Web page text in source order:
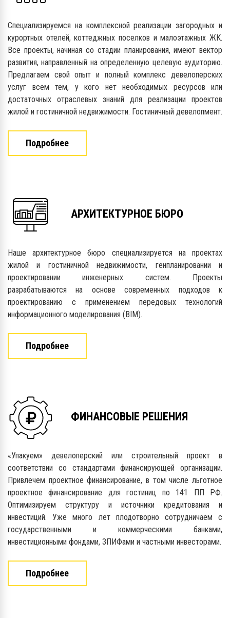
Специализируемся на комплексной реализации загородных и
курортных отелей, коттеджных поселков и малоэтажных ЖК.
Все проекты, начиная со стадии планирования, имеют вектор
развития, направленный на определенную целевую аудиторию.
Предлагаем свой опыт и полный комплекс девелоперских
услуг всем тем, у кого нет необходимых ресурсов или
достаточных отраслевых знаний для реализации проектов
жилой и гостиничной недвижимости. Гостиничный девелопмент.
Подробнее
АРХИТЕКТУРНОЕ БЮРО
Наше архитектурное бюро специализируется на проектах
жилой и гостиничной недвижимости, генпланировании и
проектировании инженерных систем. Проекты
разрабатываются на основе современных подходов к
проектированию с применением передовых технологий
информационного моделирования (BIM).
Подробнее
ФИНАНСОВЫЕ РЕШЕНИЯ
«Упакуем» девелоперский или строительный проект в
соответствии со стандартами финансирующей организации.
Привлечем проектное финансирование, в том числе льготное
проектное финансирование для гостиниц по 141 ПП РФ.
Оптимизируем структуру и источники кредитования и
инвестиций. Уже много лет плодотворно сотрудничаем с
государственными и коммерческими банками,
инвестиционными фондами, ЗПИФами и частными инвесторами.
Подробнее